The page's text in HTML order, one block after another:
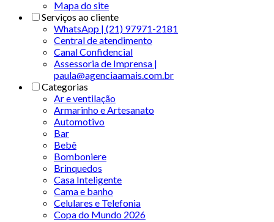
Mapa do site
Serviços ao cliente
WhatsApp | (21) 97971-2181
Central de atendimento
Canal Confidencial
Assessoria de Imprensa |
paula@agenciaamais.com.br
Categorias
Ar e ventilação
Armarinho e Artesanato
Automotivo
Bar
Bebê
Bomboniere
Brinquedos
Casa Inteligente
Cama e banho
Celulares e Telefonia
Copa do Mundo 2026